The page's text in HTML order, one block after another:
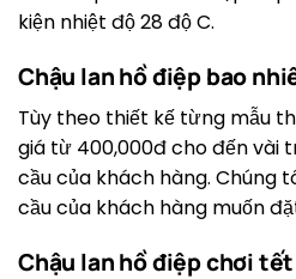
kiện nhiệt độ 28 độ C.
Chậu lan hồ điệp bao
Tùy theo thiết kế từng mẫu
giá từ 400,000đ cho đến vài
cầu của khách hàng. Chúng
cầu của khách hàng muốn
Chậu lan hồ điệp chơi tết